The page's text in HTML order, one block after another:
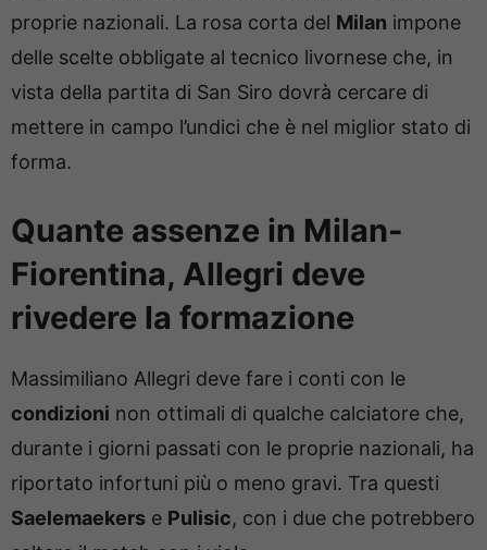
proprie nazionali. La rosa corta del Milan impone
delle scelte obbligate al tecnico livornese che, in
vista della partita di San Siro dovrà cercare di
mettere in campo l’undici che è nel miglior stato di
forma.
Quante assenze in Milan-
Fiorentina, Allegri deve
rivedere la formazione
Massimiliano Allegri deve fare i conti con le
condizioni non ottimali di qualche calciatore che,
durante i giorni passati con le proprie nazionali, ha
riportato infortuni più o meno gravi. Tra questi
Saelemaekers e Pulisic, con i due che potrebbero